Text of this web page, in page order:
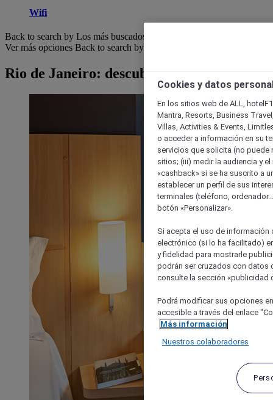
Wifi
Back to search by Los más buscados
Ver más opciones Back to search by categories
Rio de Janeiro: descubre nuestros hoteles
Cookies y datos
En los sitios web de ALL,
Mantra, Resorts, Business
Villas, Activities & Events,
o acceder a información en su
servicios que solicita (no puede
sitios; (iii) medir la audiencia y
«cashback» si se ha suscrito a
establecer un perfil de sus
terminales (teléfono,
botón «Personalizar».
Si acepta el uso de
electrónico (si lo ha facilitado)
y fidelidad para mostrarle
podrán ser cruzados con datos
consulte la sección «publicidad
Podrá modificar sus opciones
accesible a través del enlace
Más información
Nuestros colaboradores